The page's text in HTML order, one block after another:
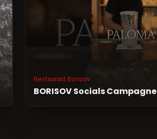
Restaurant Borisov
BORISOV Socials Campagne